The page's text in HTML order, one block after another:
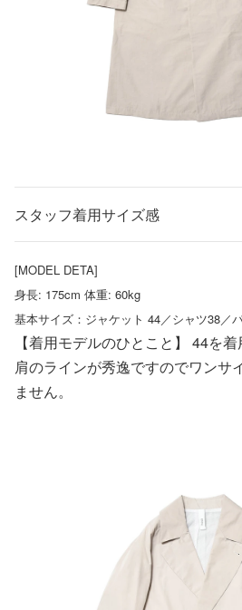
スタッフ着用サイズ感
[MODEL DETA]
身長: 175cm 体重: 60kg
基本サイズ：ジャケット 44／シャツ38／
【着用モデルのひとこと】 44を
肩のラインが秀逸ですのでワンサ
ません。